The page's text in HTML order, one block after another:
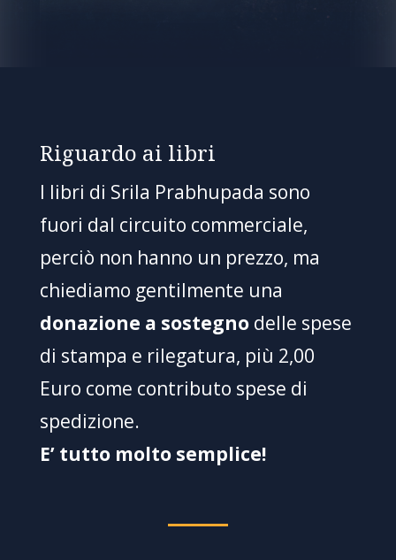
Riguardo ai libri
I libri di Srila Prabhupada sono
fuori dal circuito commerciale,
perciò non hanno un prezzo, ma
chiediamo gentilmente una
donazione a sostegnodelle spese
di stampa e rilegatura, più 2,00
Euro come contributo spese di
spedizione.
E’ tutto molto semplice!